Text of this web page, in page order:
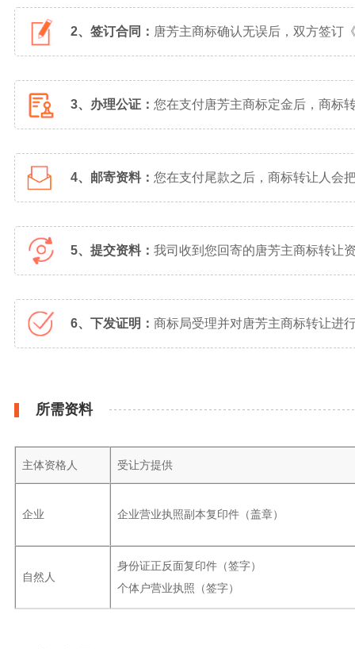
2、签订合同： 唐芳主商标确认无误后，双方签订
3、办理公证： 您在支付唐芳主商标定金后，商标
4、邮寄资料： 您在支付尾款之后，商标转让人会
5、提交资料： 我司收到您回寄的唐芳主商标转让
6、下发证明： 商标局受理并对唐芳主商标转让进
所需资料
主体资格人 受让方提供
企业 企业营业执照副本复印件（盖章）
自然人
身份证正反面复印件（签字）
个体户营业执照（签字）